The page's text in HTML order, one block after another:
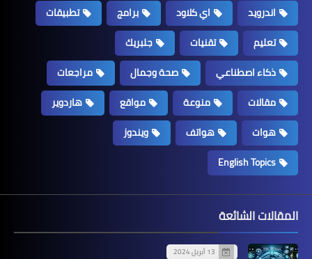
اندرويد
اي كلاود برامج
تطبيقات
تعليم
تقنيات
جلبريك
ذكاء اصطناعي
صحة وجمال
مراجعات
مقالات
منوعة مواقع
هاردوير
هوات
هواتف
ويندوز
English Topics
المقالات الشائعة
13 أبريل 2024